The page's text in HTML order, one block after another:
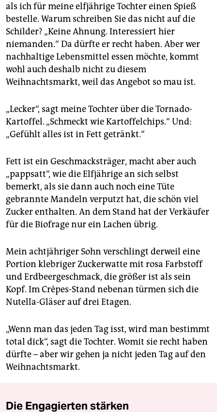
als ich für meine elfjährige Tochter einen Spieß
bestelle. Warum schreiben Sie das nicht auf die
Schilder? „Keine Ahnung. Interessiert hier
niemanden.“ Da dürfte er recht haben. Aber wer
nachhaltige Lebensmittel essen möchte, kommt
wohl auch deshalb nicht zu diesem
Weihnachtsmarkt, weil das Angebot so mau ist.
„Lecker“, sagt meine Tochter über die Tornado-
Kartoffel. „Schmeckt wie Kartoffelchips.“ Und:
„Gefühlt alles ist in Fett getränkt.“
Fett ist ein Geschmacksträger, macht aber auch
„pappsatt“, wie die Elfjährige an sich selbst
bemerkt, als sie dann auch noch eine Tüte
gebrannte Mandeln verputzt hat, die schön viel
Zucker enthalten. An dem Stand hat der Verkäufer
für die Biofrage nur ein Lachen übrig.
Mein achtjähriger Sohn verschlingt derweil eine
Portion klebriger Zuckerwatte mit rosa Farbstoff
und Erdbeergeschmack, die größer ist als sein
Kopf. Im Crêpes-Stand nebenan türmen sich die
Nutella-Gläser auf drei Etagen.
„Wenn man das jeden Tag isst, wird man bestimmt
total dick“, sagt die Tochter. Womit sie recht haben
dürfte – aber wir gehen ja nicht jeden Tag auf den
Weihnachtsmarkt.
Die Engagierten stärken